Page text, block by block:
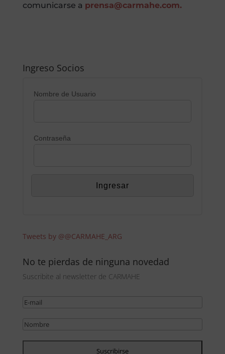
comunicarse a prensa@carmahe.com.
Ingreso Socios
Nombre de Usuario
Contraseña
Tweets by @@CARMAHE_ARG
No te pierdas de ninguna novedad
Suscribite al newsletter de CARMAHE